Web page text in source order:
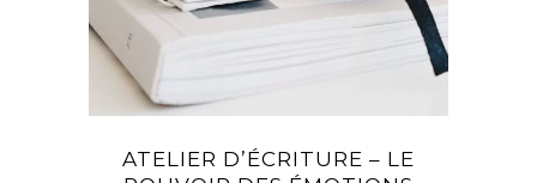
ATELIER D’ÉCRITURE – LE